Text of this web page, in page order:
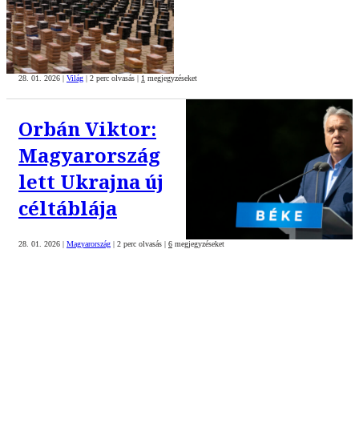
28. 01. 2026 | Világ | 2 perc olvasás | 1 megjegyzéseket
Orbán Viktor:
Magyarország
lett Ukrajna új
céltáblája
28. 01. 2026 | Magyarország | 2 perc olvasás | 6 megjegyzéseket